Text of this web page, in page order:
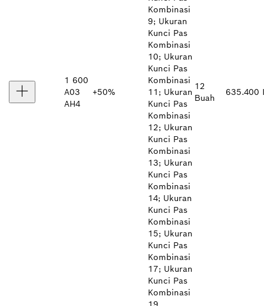
1 600
A03
AH4
+50%
Kombinasi
9; Ukuran
Kunci Pas
Kombinasi
10; Ukuran
Kunci Pas
Kombinasi
11; Ukuran
Kunci Pas
Kombinasi
12; Ukuran
Kunci Pas
Kombinasi
13; Ukuran
Kunci Pas
Kombinasi
14; Ukuran
Kunci Pas
Kombinasi
15; Ukuran
Kunci Pas
Kombinasi
17; Ukuran
Kunci Pas
Kombinasi
12
Buah
635.400